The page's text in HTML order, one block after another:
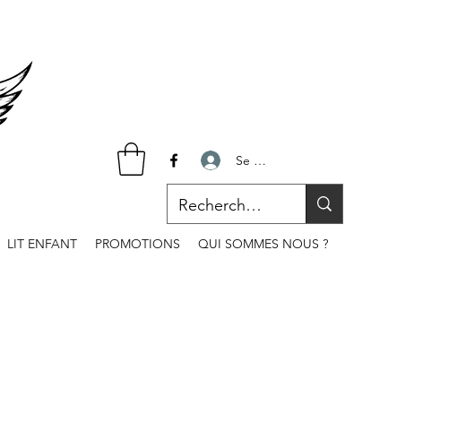
Se connecter
LIT ENFANT PROMOTIONS QUI SOMMES NOUS ?